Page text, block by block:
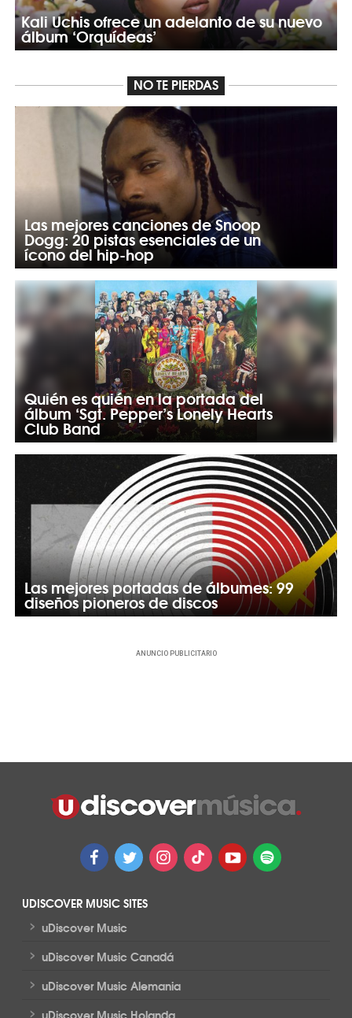
Kali Uchis ofrece un adelanto de su nuevo
álbum ‘Orquídeas’
NO TE PIERDAS
Las mejores canciones de Snoop
Dogg: 20 pistas esenciales de un
ícono del hip-hop
Quién es quién en la portada del
álbum ‘Sgt. Pepper’s Lonely Hearts
Club Band
Las mejores portadas de álbumes: 99
diseños pioneros de discos
ANUNCIO PUBLICITARIO
UDISCOVER MUSIC SITES
> uDiscover Music
> uDiscover Music Canadá
> uDiscover Music Alemania
> uDiscover Music Holanda